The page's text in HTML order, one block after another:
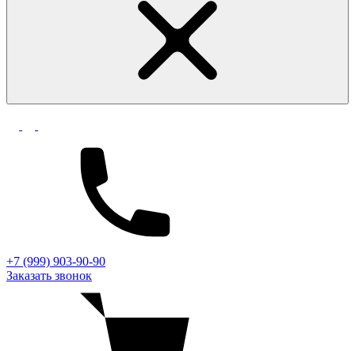
+7 (999) 903-90-90
Заказать звонок